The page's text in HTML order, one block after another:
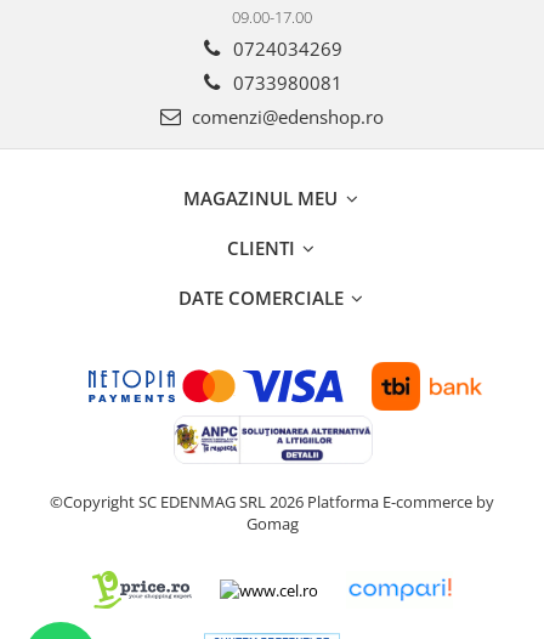
09.00-17.00
0724034269
0733980081
comenzi@edenshop.ro
MAGAZINUL MEU
CLIENTI
DATE COMERCIALE
©Copyright SC EDENMAG SRL 2026 Platforma E-commerce by
Gomag